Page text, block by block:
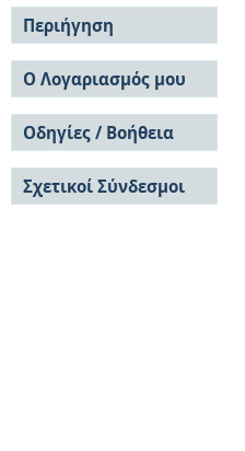
Περιήγηση
Σε όλο το DSpace
Κοινότητες & Συλλογές
Ανά Ημερομηνία
Έκδοσης
Συγγραφείς
Τίτλοι
Θέματα
Ο Λογαριασμός μου
Σύνδεση
Εγγραφή
Οδηγίες / Βοήθεια
Οδηγίες Υποβολής
Οδηγίες Χρήσης ΙΑ
Συχνές Ερωτήσεις
Σχετικοί Σύνδεσμοι